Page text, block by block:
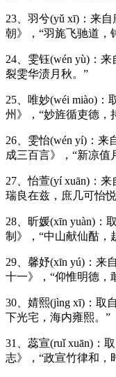
23、羽兮(yǔ xī)：来
朝》，“羽旄飞驰道，
24、雯钰(wén yù)：
裂雯华渍月秋。”
25、唯妙(wéi miào)
州》，“妙旌循吏德，
26、雯怡(wén yí)：来
成三百言》，“新凉值
27、怡萱(yí xuān)：
瑞良在兹，庶几可怡
28、昕媛(xīn yuàn)：
制》，“中山献仙酤，
29、馨妤(xīn yú)：来
十一》，“仰惟明德，
30、婧熙(jìng xī)：取
下光宅，海内雍熙。”
31、蕊宣(ruǐ xuān)：
志》，“政宣竹律和，